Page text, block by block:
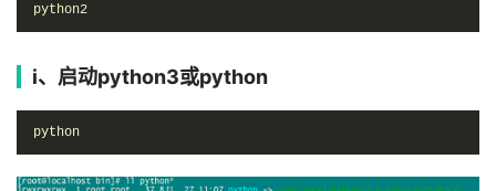
python2
i、启动python3或python
python